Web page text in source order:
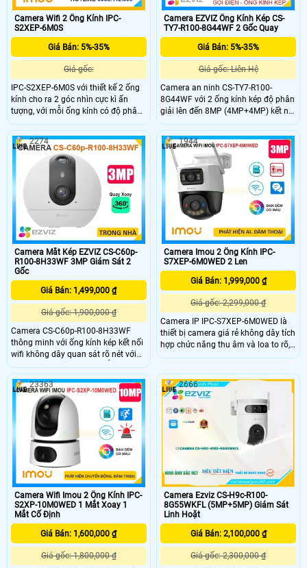
Camera Wifi 2 Ống Kính IPC-
S2XEP-6M0S
Giá Bán: 5%-35%
Giá gốc:
IPC-S2XEP-6M0S với thiết kế 2 ống
kính cho ra 2 góc nhìn cực kì ấn
tượng, với mỗi ống kính có độ phân
giải 6.0Mp cho ra hình ảnh 2K sắc
nét, tích hợp micro và loa giúp đàm
thoại 2 chiều trực tiếp, nhìn được
hình ảnh có màu vào ban đêm với
Camera EZVIZ Ống Kính Kép CS-
TY7-R100-8G44WF 2 Gốc Quay
Giá Bán: 5%-35%
Giá gốc: Liên Hệ
Camera an ninh CS-TY7-R100-
8G44WF với 2 ống kính kép độ phân
giải lên đến 8MP (4MP+4MP) kết nối
wifi không dây có khe thẻ nhớ
512GB, chip xử lý CMOS. hồng ngoại
10m phát hiện chuyển động thông
minh hình ảnh sắc nét. Camera hỗ
trợ nút gọi điện thoại chỉ cần 1
chạm, 1 ống kính cố định và 1 ống
kính quay quét được 360 độ dễ
dàng sử dụng giá rẻ.
Camera Mắt Kép EZVIZ CS-C60p-
R100-8H33WF 3MP Giám Sát 2
Gốc
Giá Bán: 1,499,000 ₫
Giá gốc: 1,900,000 ₫
Camera CS-C60p-R100-8H33WF
thông minh với ống kính kép kết nối
wifi không dây quan sát rõ nét với
độ phân giải 2K camera hỗ trợ quay
quét trong nhà đàm thoại 2 chiều
tiện lợi và tích hợp nút gọi điện cảm
ứng nhanh chóng Với chuẩn nén
H.265 camera giúp tiết kiệm băng
thông và dung lượng lưu trữ hiệu
2274
Camera Imou 2 Ống Kính IPC-
S7XEP-6M0WED 2 Len
Giá Bán: 1,999,000 ₫
Giá gốc: 2,299,000 ₫
Camera IP IPC-S7XEP-6M0WED là
thiết bị camera giá rẻ không dây tích
hợp chức năng thu âm và loa to rõ,
được thiết kế với phát hiện người và
rõ nét dù lắp đặt ở đâu, phân biệt
người và công nghệ xử lý hình ảnh
thiếu sáng có màu ban đêm sáng
đẹp hơn.
1944
Camera Wifi Imou 2 Ống Kính IPC-
S2XP-10M0WED 1 Mắt Xoay 1
Mắt Cố Định
Giá Bán: 1,600,000 ₫
Giá gốc: 1,800,000 ₫
23363
Camera Ezviz CS-H9c-R100-
8G55WKFL (5MP+5MP) Giám Sát
Linh Hoặt
Giá Bán: 2,100,000 ₫
Giá gốc: 2,300,000 ₫
2666